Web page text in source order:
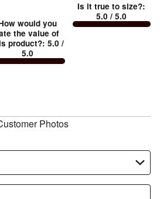
would you
the value of
product?: 5.0 /
5.0
small
and
Is it true to size?:
5.0 / 5.0
Photos